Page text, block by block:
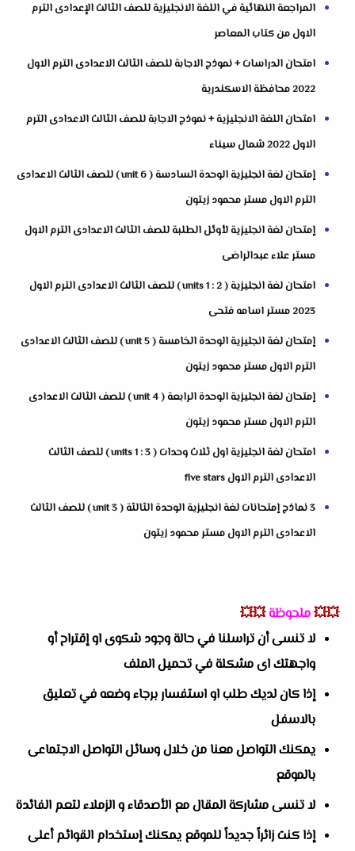
المراجعة النهائية في اللغة الانجليزية للصف الثالث الإعدادى الترم
الاول من كتاب المعاصر
امتحان الدراسات + نموذج الاجابة للصف الثالث الاعدادى الترم الاول
2022 محافظة الاسكندرية
امتحان اللغة الانجليزية + نموذج الاجابة للصف الثالث الاعدادى الترم
الاول 2022 شمال سيناء
إمتحان لغة انجليزية الوحدة السادسة ( unit 6 ) للصف الثالث الاعدادى
الترم الاول مستر محمود زيتون
إمتحان لغة انجليزية لأوئل الطلبة للصف الثالث الاعدادى الترم الاول
مستر علاء عبدالراضى
امتحان لغة انجليزية ( units 1 : 2 ) للصف الثالث الاعدادى الترم الاول
2023 مستر اسامه فتحى
إمتحان لغة انجليزية الوحدة الخامسة ( unit 5 ) للصف الثالث الاعدادى
الترم الاول مستر محمود زيتون
إمتحان لغة انجليزية الوحدة الرابعة ( unit 4 ) للصف الثالث الاعدادى
الترم الاول مستر محمود زيتون
امتحان لغة انجليزية اول ثلاث وحدات ( units 1 : 3 ) للصف الثالث
الاعدادى الترم الاول five stars
3 نماذج إمتحانات لغة انجليزية الوحدة الثالثة ( unit 3 ) للصف الثالث
الاعدادى الترم الاول مستر محمود زيتون
💥💥ملحوظة💥💥
لا تنسى أن تراسلنا في حالة وجود شكوى او إقتراح أو
واجهتك اى مشكلة في تحميل الملف
إذا كان لديك طلب او استفسار برجاء وضعه في تعليق
بالاسفل
يمكنك التواصل معنا من خلال وسائل التواصل الاجتماعى
بالموقع
لا تنسى مشاركة المقال مع الأصدقاء و الزملاء لتعم الفائدة
إذا كنت زائراً جديداً للموقع يمكنك إستخدام القوائم أعلى